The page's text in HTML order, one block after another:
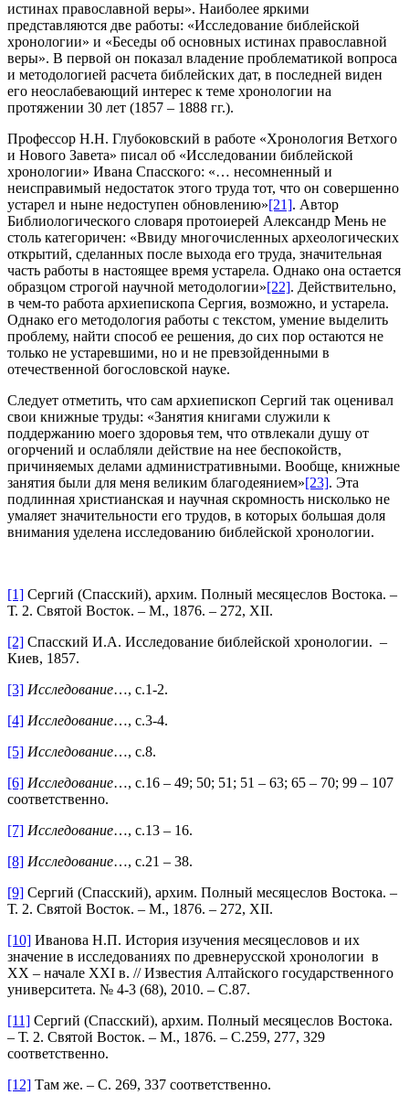
истинах православной веры». Наиболее яркими
представляются две работы: «Исследование библейской
хронологии» и «Беседы об основных истинах православной
веры». В первой он показал владение проблематикой вопроса
и методологией расчета библейских дат, в последней виден
его неослабевающий интерес к теме хронологии на
протяжении 30 лет (1857 – 1888 гг.).
Профессор Н.Н. Глубоковский в работе «Хронология Ветхого
и Нового Завета» писал об «Исследовании библейской
хронологии» Ивана Спасского: «… несомненный и
неисправимый недостаток этого труда тот, что он совершенно
устарел и ныне недоступен обновлению»[21]. Автор
Библиологического словаря протоиерей Александр Мень не
столь категоричен: «Ввиду многочисленных археологических
открытий, сделанных после выхода его труда, значительная
часть работы в настоящее время устарела. Однако она остается
образцом строгой научной методологии»[22]. Действительно,
в чем-то работа архиепископа Сергия, возможно, и устарела.
Однако его методология работы с текстом, умение выделить
проблему, найти способ ее решения, до сих пор остаются не
только не устаревшими, но и не превзойденными в
отечественной богословской науке.
Следует отметить, что сам архиепископ Сергий так оценивал
свои книжные труды: «Занятия книгами служили к
поддержанию моего здоровья тем, что отвлекали душу от
огорчений и ослабляли действие на нее беспокойств,
причиняемых делами административными. Вообще, книжные
занятия были для меня великим благодеянием»[23]. Эта
подлинная христианская и научная скромность нисколько не
умаляет значительности его трудов, в которых большая доля
внимания уделена исследованию библейской хронологии.
[1] Сергий (Спасский), архим. Полный месяцеслов Востока. –
Т. 2. Святой Восток. – М., 1876. – 272, XII.
[2] Спасский И.А. Исследование библейской хронологии. –
Киев, 1857.
[3] Исследование…, с.1-2.
[4] Исследование…, с.3-4.
[5] Исследование…, с.8.
[6] Исследование…, с.16 – 49; 50; 51; 51 – 63; 65 – 70; 99 – 107
соответственно.
[7] Исследование…, с.13 – 16.
[8] Исследование…, с.21 – 38.
[9] Сергий (Спасский), архим. Полный месяцеслов Востока. –
Т. 2. Святой Восток. – М., 1876. – 272, XII.
[10] Иванова Н.П. История изучения месяцесловов и их
значение в исследованиях по древнерусской хронологии в
XX – начале XXI в. // Известия Алтайского государственного
университета. № 4-3 (68), 2010. – С.87.
[11] Сергий (Спасский), архим. Полный месяцеслов Востока.
– Т. 2. Святой Восток. – М., 1876. – С.259, 277, 329
соответственно.
[12] Там же. – С. 269, 337 соответственно.